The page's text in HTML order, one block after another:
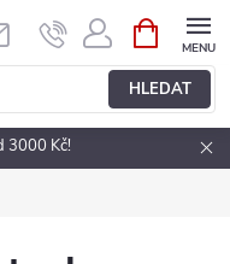
HLEDAT
NÁKUPNÍ
KOŠÍK
3000 Kč!